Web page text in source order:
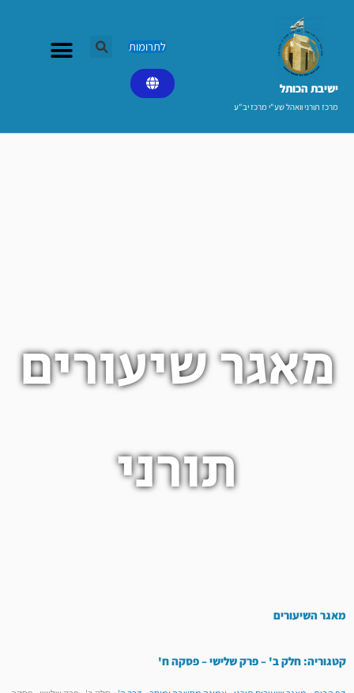
ישיבת הכותל​
מרכז תורני וואהל שע"י מרכז יב"ע
לתרומות
מאגר שיעורים
תורני
מאגר השיעורים
קטגוריה: חלק ב' – פרק שלישי – פסקה ח'